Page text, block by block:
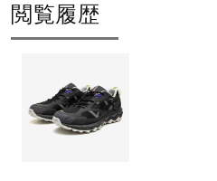
閲覧履歴